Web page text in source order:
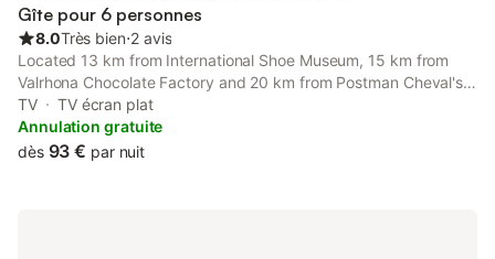
Gîte pour 6 personnes
8.0Très bien⋅2 avis
Located 13 km from International Shoe Museum, 15 km from
Valrhona Chocolate Factory and 20 km from Postman Cheval's
Ideal Palace, Appartement T3 centre Saint donat features
accommodation set in Saint-Donat-sur-lʼHerbasse.
TV
TV écran plat
Annulation gratuite
dès 93 € par nuit